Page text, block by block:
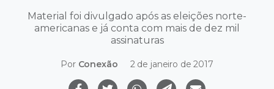
Material foi divulgado após as eleições norte-
americanas e já conta com mais de dez mil
assinaturas
Por Conexão 2 de janeiro de 2017